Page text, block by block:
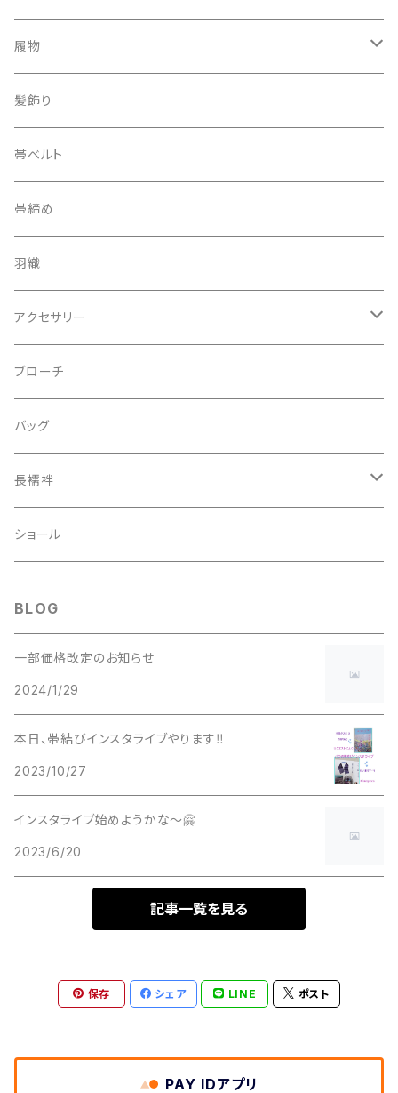
履物
下駄
髪飾り
帯ベルト
帯締め
羽織
アクセサリー
ピアス
指輪
装飾品
ブローチ
バッグ
長襦袢
二部式
ショール
BLOG
一部価格改定のお知らせ
2024/1/29
本日、帯結びインスタライブやります‼️
2023/10/27
インスタライブ始めようかな～🤗
2023/6/20
記事一覧を見る
保存 シェア LINE ポスト
PAY IDアプリ